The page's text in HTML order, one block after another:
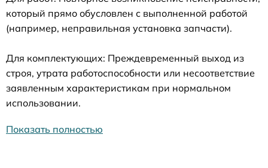
который прямо обусловлен с выполненной работой
(например, неправильная установка запчасти).
Для комплектующих: Преждевременный выход из
строя, утрата работоспособности или несоответствие
заявленным характеристикам при нормальном
использовании.
Показать полностью